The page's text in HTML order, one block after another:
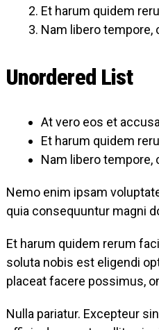
Et harum quidem
Nam libero tempore,
Unordered List
At vero eos et
Et harum quidem
Nam libero tempore,
Nemo enim ipsam
quia consequuntur magni
Et harum quidem rerum
soluta nobis est eligendi
placeat facere possimus,
Nulla pariatur. Excepteur